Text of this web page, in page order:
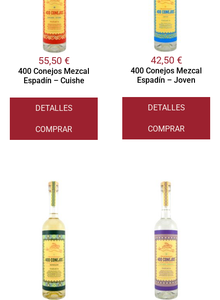
55,50 €
400 Conejos Mezcal
Espadín – Cuishe
DETALLES
COMPRAR
42,50 €
400 Conejos Mezcal
Espadín – Joven
DETALLES
COMPRAR